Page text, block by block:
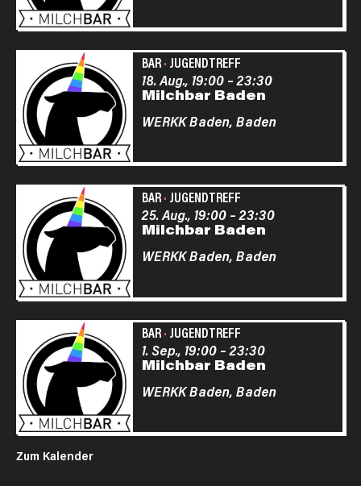
BAR· JUGENDTREFF
Milchbar Baden
18. Aug., 19:00–23:30
WERKK Baden, Baden
BAR· JUGENDTREFF
Milchbar Baden
25. Aug., 19:00–23:30
WERKK Baden, Baden
BAR· JUGENDTREFF
Milchbar Baden
1. Sep., 19:00–23:30
WERKK Baden, Baden
Zum Kalender